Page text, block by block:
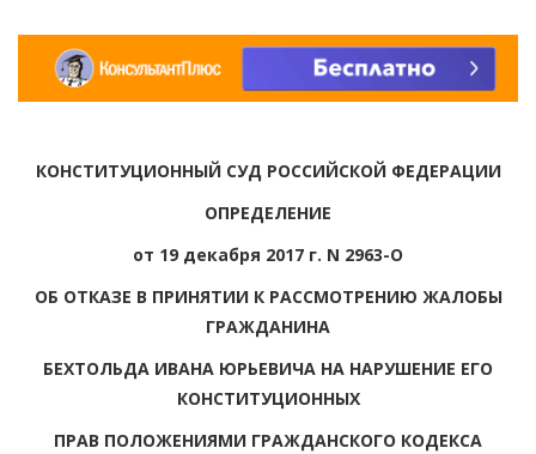
КОНСТИТУЦИОННЫЙ СУД РОССИЙСКОЙ ФЕДЕРАЦИИ
ОПРЕДЕЛЕНИЕ
от 19 декабря 2017 г. N 2963-О
ОБ ОТКАЗЕ В ПРИНЯТИИ К РАССМОТРЕНИЮ ЖАЛОБЫ
ГРАЖДАНИНА
БЕХТОЛЬДА ИВАНА ЮРЬЕВИЧА НА НАРУШЕНИЕ ЕГО
КОНСТИТУЦИОННЫХ
ПРАВ ПОЛОЖЕНИЯМИ ГРАЖДАНСКОГО КОДЕКСА